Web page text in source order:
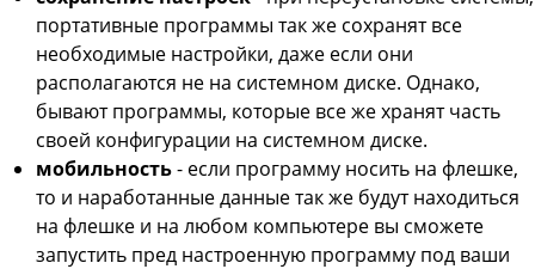
портативные программы так же сохранят все
необходимые настройки, даже если они
располагаются не на системном диске. Однако,
бывают программы, которые все же хранят часть
своей конфигурации на системном диске.
мобильность- если программу носить на флешке,
то и наработанные данные так же будут находиться
на флешке и на любом компьютере вы сможете
запустить пред настроенную программу под ваши